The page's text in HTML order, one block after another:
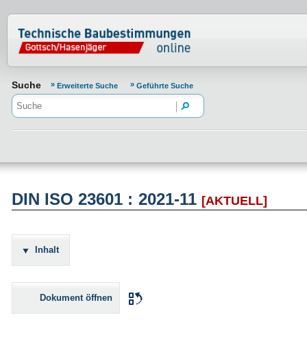
Normenportal Barrierefreiheit
Suche Erweiterte Suche Geführte Suche
DIN ISO 23601 : 2021-11 [AKTUELL]
Inhalt
Dokument öffnen